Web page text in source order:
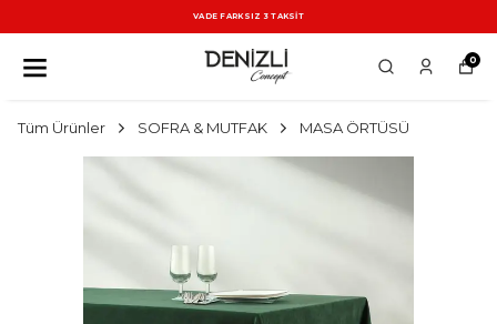
VADE FARKSIZ 3 TAKSİT
0
Tüm Ürünler SOFRA & MUTFAK MASA ÖRTÜSÜ